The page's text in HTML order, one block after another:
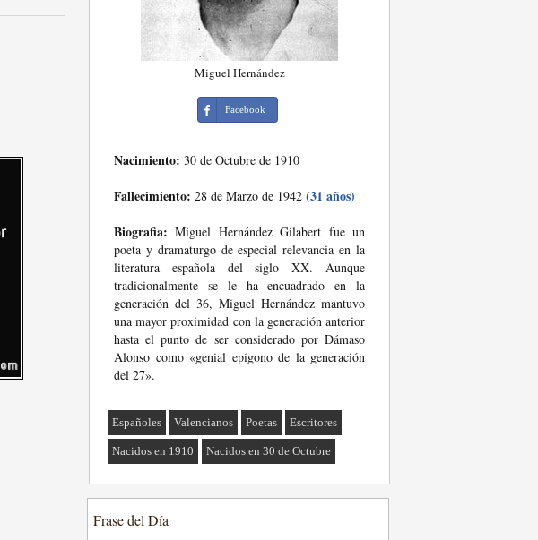
Miguel Hernández
Facebook
Nacimiento: 30 de Octubre de 1910
Fallecimiento: 28 de Marzo de 1942 (31 años)
Biografia: Miguel Hernández Gilabert fue un
poeta y dramaturgo de especial relevancia en la
literatura española del siglo XX. Aunque
tradicionalmente se le ha encuadrado en la
generación del 36, Miguel Hernández mantuvo
una mayor proximidad con la generación anterior
hasta el punto de ser considerado por Dámaso
Alonso como «genial epígono de la generación
del 27».
Españoles Valencianos Poetas Escritores
Nacidos en 1910 Nacidos en 30 de Octubre
Frase del Día